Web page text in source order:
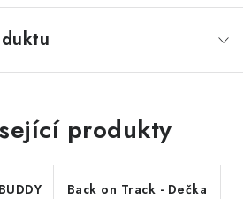
produkty
Back on Track - Dečka